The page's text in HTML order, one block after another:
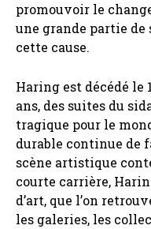
promouvoir le
une grande partie de
cette cause.
Haring est décédé le
ans, des suites du
tragique pour le
durable continue de
scène artistique
courte carrière,
d’art, que l’on
les galeries, les